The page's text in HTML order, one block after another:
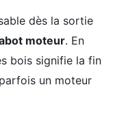
dès la sortie
moteur. En
bois signifie la fin
un moteur